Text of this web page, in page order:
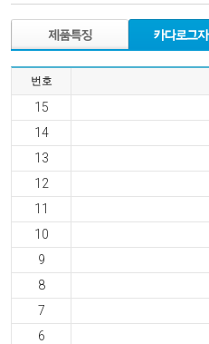
류
번호
15
14
13
12
11
10
9
8
7
6